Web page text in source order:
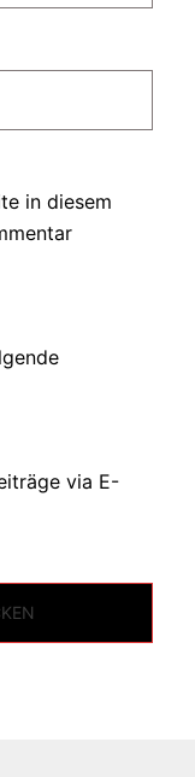
in diesem
via E-